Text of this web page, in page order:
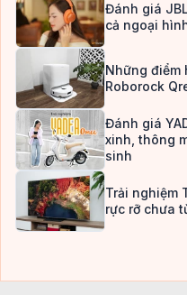
Đánh giá
cả ngoại
Những điểm
Roborock
Đánh giá
xinh, thông
sinh
Trải nghiệm
rực rỡ chưa